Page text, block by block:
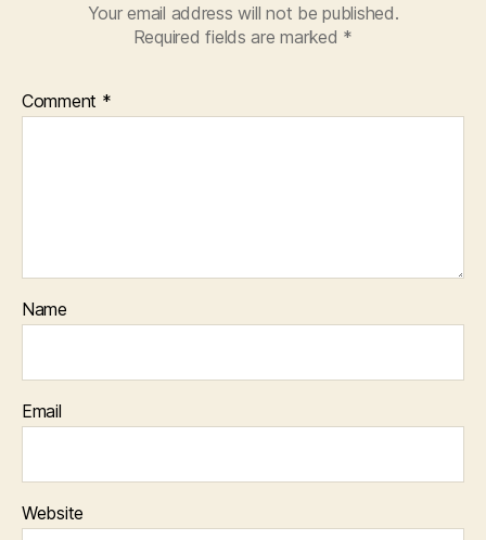
Your email address will not be published.
Required fields are marked *
Comment *
Name
Email
Website